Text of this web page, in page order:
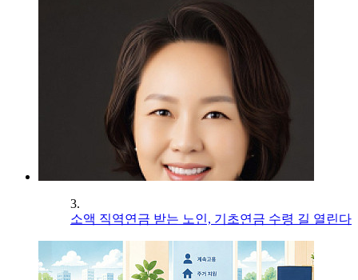
3.
소액 직역연금 받는 노인, 기초연금 수령 길 열린다